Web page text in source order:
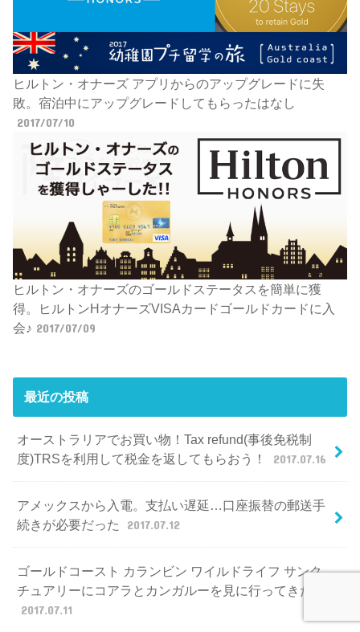
ヒルトン・オナーズ アプリからのアップグレードに失
敗。宿泊中にアップグレードしてもらったはなし
2017/07/10
ヒルトン・オナーズのゴールドステータスを簡単に獲
得。ヒルトンHオナーズVISAカードゴールドカードに入
会♪ 2017/07/09
最近の投稿
オーストラリアでお買い物！Tax refund(事後免税制
度)TRSを利用して税金を返してもらおう！
2017.07.16
アメックスから入電。支払い遅延…口座振替の郵送手
続きが必要だった
2017.07.12
ゴールドコースト カランビン ワイルドライフ サンク
チュアリーにコアラとカンガルーを見に行ってきた！
2017.07.11